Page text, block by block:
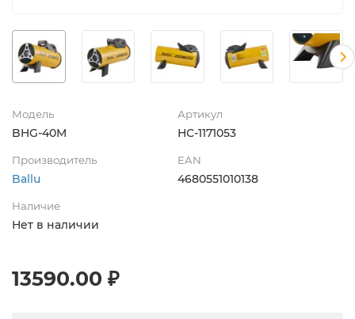
Модель
BHG-40M
Артикул
НС-1171053
Производитель
Ballu
EAN
4680551010138
Наличие
Нет в наличии
13590.00 ₽